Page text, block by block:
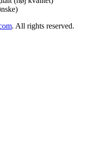
. All rights reserved.